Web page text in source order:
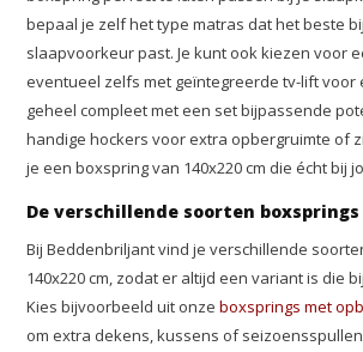
bepaal je zelf het type matras dat het beste
slaapvoorkeur past. Je kunt ook kiezen voor
eventueel zelfs met geïntegreerde tv-lift voor
geheel compleet met een set bijpassende
handige hockers voor extra opbergruimte of
je een boxspring van 140x220 cm die écht bij
De verschillende soorten boxsprings
Bij Beddenbriljant vind je verschillende
140x220 cm, zodat er altijd een variant is die
Kies bijvoorbeeld uit onzeboxsprings met
om extra dekens, kussens of